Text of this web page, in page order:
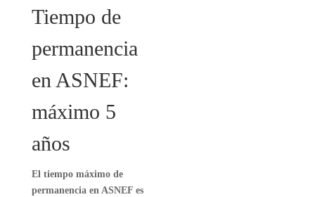
Tiempo de
permanencia
en ASNEF:
máximo 5
años
El tiempo máximo de
permanencia en ASNEF es